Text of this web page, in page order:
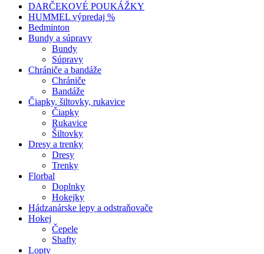
DARČEKOVÉ POUKÁŽKY
HUMMEL výpredaj %
Bedminton
Bundy a súpravy
Bundy
Súpravy
Chrániče a bandáže
Chrániče
Bandáže
Čiapky, šiltovky, rukavice
Čiapky
Rukavice
Šiltovky
Dresy a trenky
Dresy
Trenky
Florbal
Doplnky
Hokejky
Hádzanárske lepy a odstraňovače
Hokej
Čepele
Shafty
Lopty